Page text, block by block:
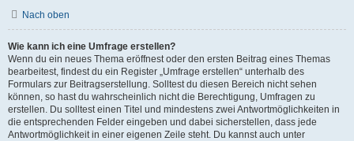
Nach oben
Wie kann ich eine Umfrage erstellen?
Wenn du ein neues Thema eröffnest oder den ersten Beitrag eines Themas
bearbeitest, findest du ein Register „Umfrage erstellen“ unterhalb des
Formulars zur Beitragserstellung. Solltest du diesen Bereich nicht sehen
können, so hast du wahrscheinlich nicht die Berechtigung, Umfragen zu
erstellen. Du solltest einen Titel und mindestens zwei Antwortmöglichkeiten in
die entsprechenden Felder eingeben und dabei sicherstellen, dass jede
Antwortmöglichkeit in einer eigenen Zeile steht. Du kannst auch unter